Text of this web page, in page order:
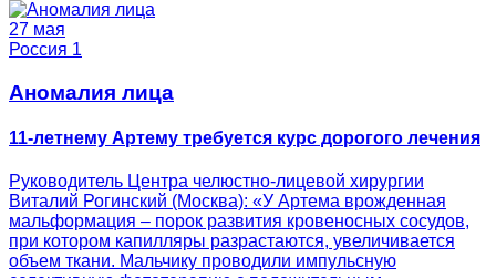
27 мая
Россия 1
Аномалия лица
11-летнему Артему требуется курс дорогого лечения
Руководитель Центра челюстно-лицевой хирургии
Виталий Рогинский (Москва): «У Артема врожденная
мальформация – порок развития кровеносных сосудов,
при котором капилляры разрастаются, увеличивается
объем ткани. Мальчику проводили импульсную